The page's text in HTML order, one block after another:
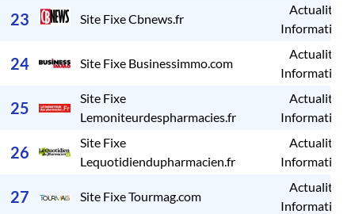
23 Site Fixe Cbnews.fr
Actualités /
Informations
24 Site Fixe Businessimmo.com
Actualités /
Informations
25
Site Fixe
Lemoniteurdespharmacies.fr
Actualités /
Informations
26
Site Fixe
Lequotidiendupharmacien.fr
Actualités /
Informations
27 Site Fixe Tourmag.com
Actualités /
Informations